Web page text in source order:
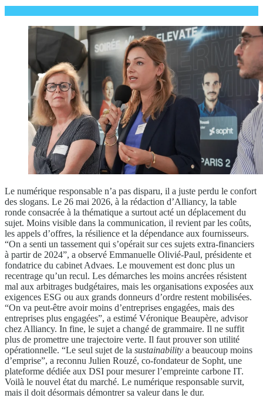
Le numérique responsable n’a pas disparu, il a juste perdu le confort
des slogans. Le 26 mai 2026, à la rédaction d’Alliancy, la table
ronde consacrée à la thématique a surtout acté un déplacement du
sujet. Moins visible dans la communication, il revient par les coûts,
les appels d’offres, la résilience et la dépendance aux fournisseurs.
“On a senti un tassement qui s’opérait sur ces sujets extra-financiers
à partir de 2024”, a observé Emmanuelle Olivié-Paul, présidente et
fondatrice du cabinet Advaes. Le mouvement est donc plus un
recentrage qu’un recul. Les démarches les moins ancrées résistent
mal aux arbitrages budgétaires, mais les organisations exposées aux
exigences ESG ou aux grands donneurs d’ordre restent mobilisées.
“On va peut-être avoir moins d’entreprises engagées, mais des
entreprises plus engagées”, a estimé Véronique Beaupère, advisor
chez Alliancy. In fine, le sujet a changé de grammaire. Il ne suffit
plus de promettre une trajectoire verte. Il faut prouver son utilité
opérationnelle. “Le seul sujet de la sustainability a beaucoup moins
d’emprise”, a reconnu Julien Rouzé, co-fondateur de Sopht, une
plateforme dédiée aux DSI pour mesurer l’empreinte carbone IT.
Voilà le nouvel état du marché. Le numérique responsable survit,
mais il doit désormais démontrer sa valeur dans le dur.